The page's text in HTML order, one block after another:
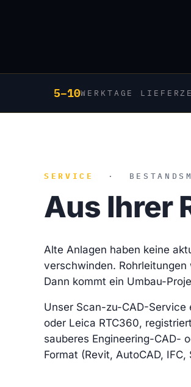
5–10WERKTAGE
SERVICE ·
Aus Ihrer
Alte Anlagen haben keine
verschwinden.
Dann kommt ein Umbau-
Unser Scan-zu-CAD-Service
oder Leica RTC360,
sauberes Engineering-CAD-
Format (Revit, AutoCAD, IFC,